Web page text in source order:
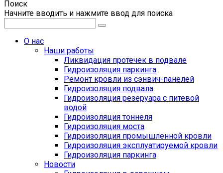
Поиск
Начните вводить и нажмите ввод для поиска
О нас
Наши работы
Ликвидация протечек в подвале
Гидроизоляция паркинга
Ремонт кровли из сэнвич-панелей
Гидроизоляция подвала
Гидроизоляция резеруара с питевой
водой
Гидроизоляция тоннеля
Гидроизоляция моста
Гидроизоляция промышленной кровли
Гидроизоляция эксплуатируемой кровли
Гидроизоляция паркинга
Новости